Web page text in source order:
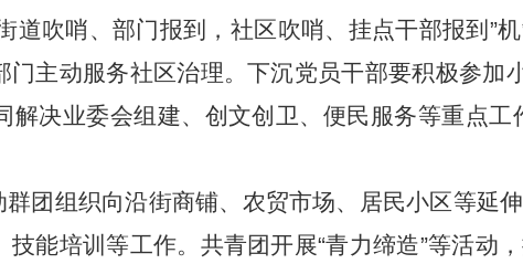
道吹哨、部门报到，社区吹哨、挂点干部报到”
主动服务社区治理。下沉党员干部要积极参加
解决业委会组建、创文创卫、便民服务等重点
群团组织向沿街商铺、农贸市场、居民小区等延
能培训等工作。共青团开展“青力缔造”等活动